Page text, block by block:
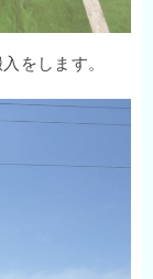
をします。